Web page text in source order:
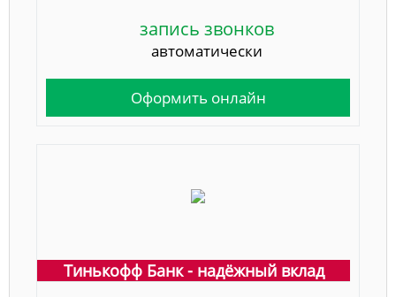
запись звонков
автоматически
Оформить онлайн
Тинькофф Банк - надёжный вклад